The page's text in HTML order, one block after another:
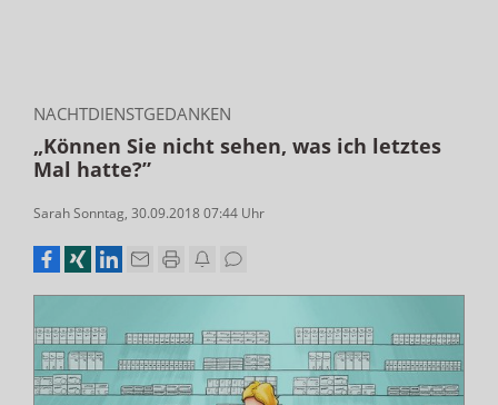
NACHTDIENSTGEDANKEN
„Können Sie nicht sehen, was ich letztes
Mal hatte?”
Sarah Sonntag, 30.09.2018 07:44 Uhr